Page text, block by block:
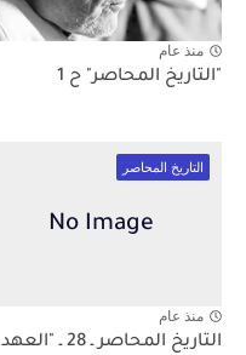
منذ عام
"التاريخ المحاصر" ح 1
التاريخ المحاصر
منذ عام
التاريخ المحاصر ـ 28 ـ "العهد